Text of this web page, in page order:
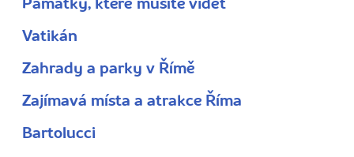
Památky, které musíte vidět
Vatikán
Zahrady a parky v Římě
Zajímavá místa a atrakce Říma
Bartolucci